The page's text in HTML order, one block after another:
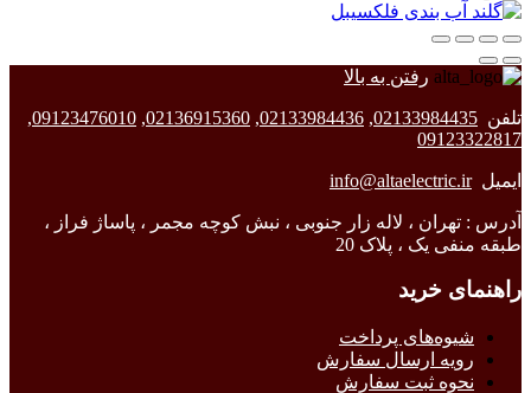
رفتن به بالا
تلفن 02133984435
,
02133984436
,
02136915360
,
09123476010
,
09123322817
ایمیلinfo@altaelectric.ir
آدرس : تهران ، لاله زار جنوبی ، نبش کوچه مجمر ، پاساژ فراز ،
طبقه منفی یک ، پلاک 20
راهنمای خرید
شیوه‌های پرداخت
رویه ارسال سفارش
نحوه ثبت سفارش